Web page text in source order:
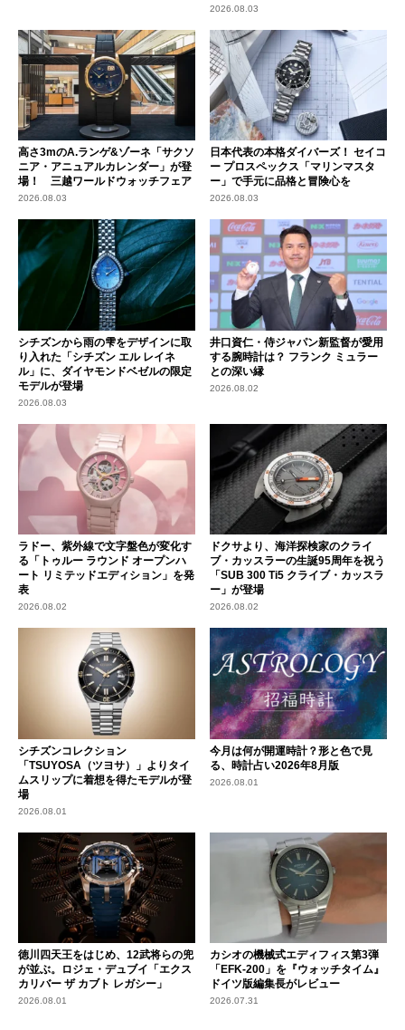
2026.08.03
高さ3mのA.ランゲ&ゾーネ「サクソ
ニア・アニュアルカレンダー」が登
場！ 三越ワールドウォッチフェア
2026.08.03
日本代表の本格ダイバーズ！ セイコ
ー プロスペックス「マリンマスタ
ー」で手元に品格と冒険心を
2026.08.03
シチズンから雨の雫をデザインに取
り入れた「シチズン エル レイネ
ル」に、ダイヤモンドベゼルの限定
モデルが登場
2026.08.03
井口資仁・侍ジャパン新監督が愛用
する腕時計は？ フランク ミュラー
との深い縁
2026.08.02
ラドー、紫外線で文字盤色が変化す
る「トゥルー ラウンド オープンハ
ート リミテッドエディション」を発
表
2026.08.02
ドクサより、海洋探検家のクライ
ブ・カッスラーの生誕95周年を祝う
「SUB 300 Ti5 クライブ・カッスラ
ー」が登場
2026.08.02
シチズンコレクション
「TSUYOSA（ツヨサ）」よりタイ
ムスリップに着想を得たモデルが登
場
2026.08.01
今月は何が開運時計？形と色で見
る、時計占い2026年8月版
2026.08.01
徳川四天王をはじめ、12武将らの兜
が並ぶ。ロジェ・デュブイ「エクス
カリバー ザ カブト レガシー」
2026.08.01
カシオの機械式エディフィス第3弾
「EFK-200」を『ウォッチタイム』
ドイツ版編集長がレビュー
2026.07.31